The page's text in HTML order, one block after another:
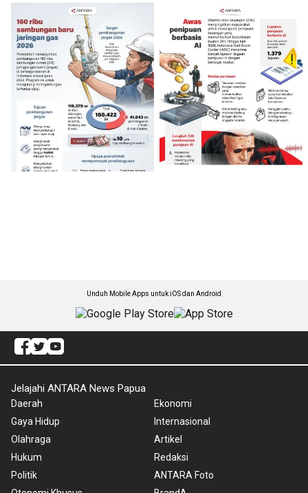
Unduh Mobile Apps untuk iOS dan Android
Jelajahi ANTARA News Papua
Daerah
Gaya Hidup
Olahraga
Hukum
Politik
Ekonomi
Internasional
Artikel
Redaksi
ANTARA Foto